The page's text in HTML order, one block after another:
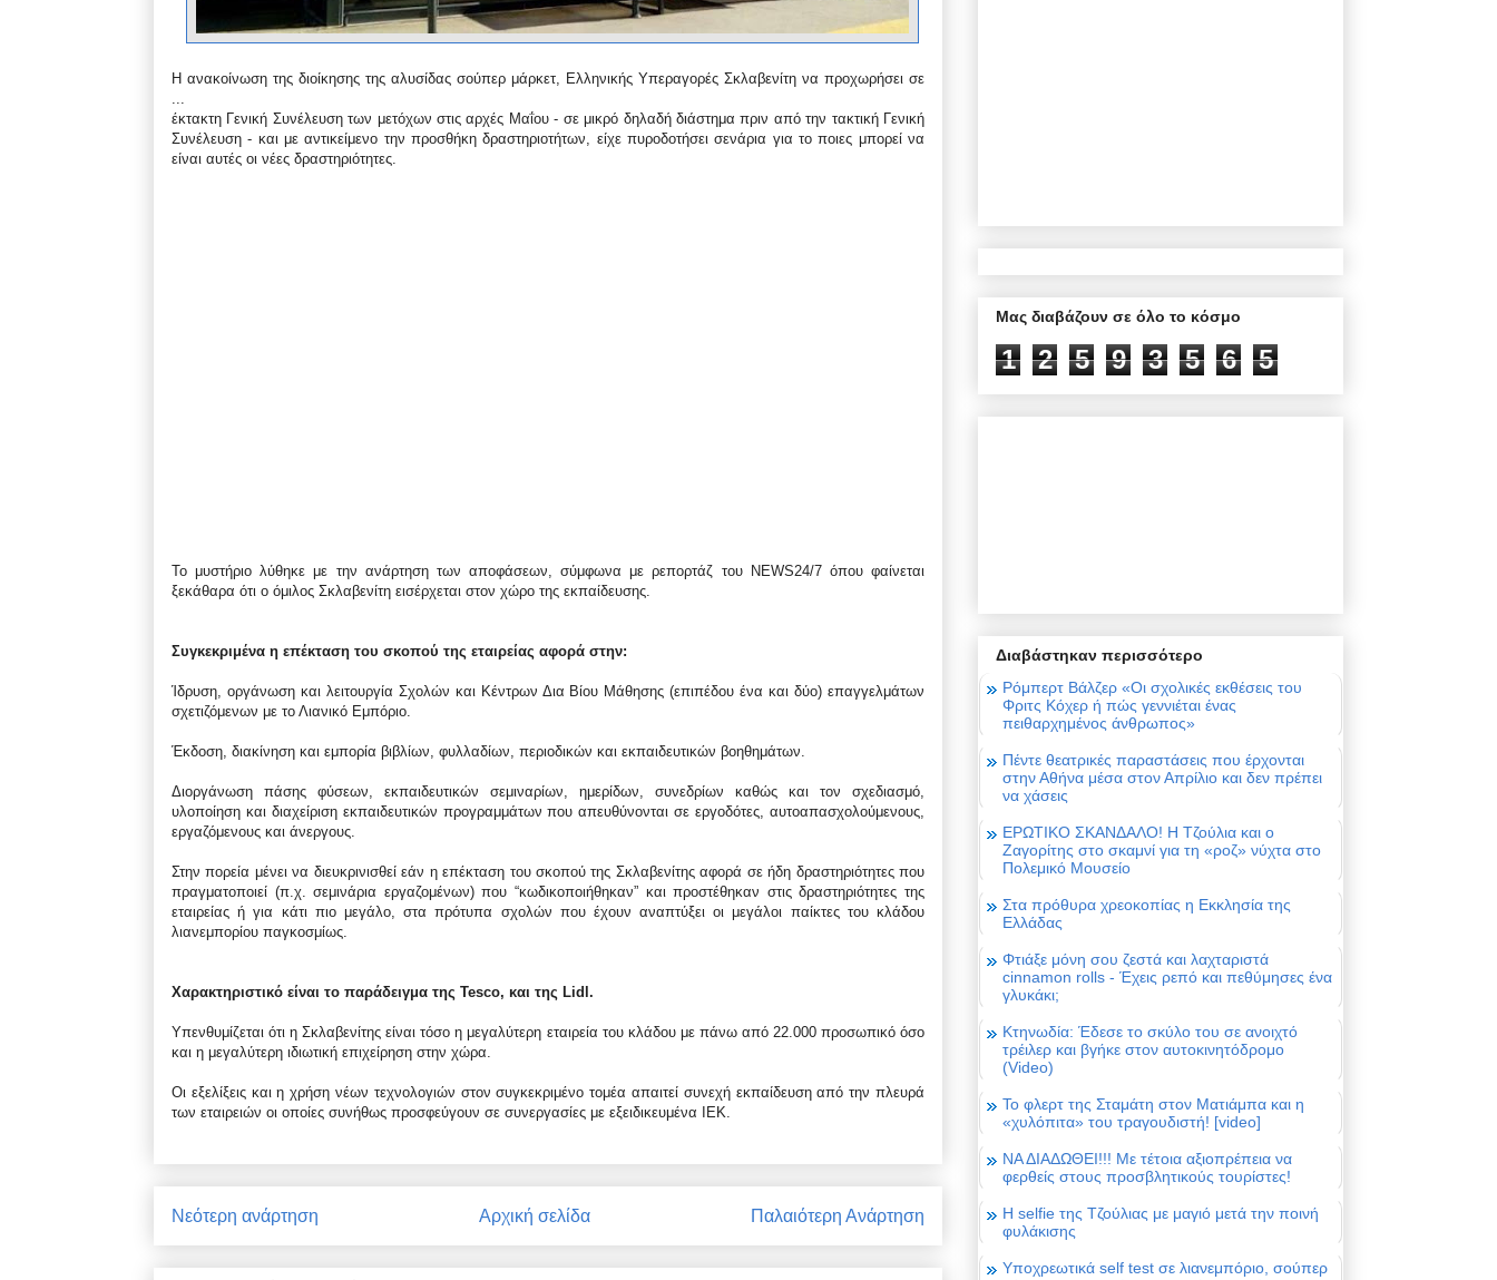
Η ανακοίνωση της διοίκησης της αλυσίδας σούπερ μάρκετ, Ελληνικής Υπεραγορές Σκλαβενίτη να προχωρήσει σε
έκτακτη Γενική Συνέλευση των μετόχων στις αρχές Μαΐου - σε μικρό δηλαδή διάστημα πριν από την τακτική Γενική
Συνέλευση - και με αντικείμενο την προσθήκη δραστηριοτήτων, είχε πυρoδοτήσει σενάρια για το ποιες μπορεί να
είναι αυτές οι νέες δραστηριότητες.
Το μυστήριο λύθηκε με την ανάρτηση των αποφάσεων, σύμφωνα με ρεπορτάζ του NEWS24/7 όπου φαίνεται
ξεκάθαρα ότι ο όμιλος Σκλαβενίτη εισέρχεται στον χώρο της εκπαίδευσης.
Συγκεκριμένα η επέκταση του σκοπού της εταιρείας αφορά στην:
Ίδρυση, οργάνωση και λειτουργία Σχολών και Κέντρων Δια Βίου Μάθησης (επιπέδου ένα και δύο) επαγγελμάτων
σχετιζόμενων με το Λιανικό Εμπόριο.
Έκδοση, διακίνηση και εμπορία βιβλίων, φυλλαδίων, περιοδικών και εκπαιδευτικών βοηθημάτων.
Διοργάνωση πάσης φύσεων, εκπαιδευτικών σεμιναρίων, ημερίδων, συνεδρίων καθώς και τον σχεδιασμό,
υλοποίηση και διαχείριση εκπαιδευτικών προγραμμάτων που απευθύνονται σε εργοδότες, αυτοαπασχολούμενους,
εργαζόμενους και άνεργους.
Στην πορεία μένει να διευκρινισθεί εάν η επέκταση του σκοπού της Σκλαβενίτης αφορά σε ήδη δραστηριότητες που
πραγματοποιεί (π.χ. σεμινάρια εργαζομένων) που “κωδικοποιήθηκαν” και προστέθηκαν στις δραστηριότητες της
εταιρείας ή για κάτι πιο μεγάλο, στα πρότυπα σχολών που έχουν αναπτύξει οι μεγάλοι παίκτες του κλάδου
λιανεμπορίου παγκοσμίως.
Χαρακτηριστικό είναι το παράδειγμα της Tesco, και της Lidl.
Υπενθυμίζεται ότι η Σκλαβενίτης είναι τόσο η μεγαλύτερη εταιρεία του κλάδου με πάνω από 22.000 προσωπικό όσο
και η μεγαλύτερη ιδιωτική επιχείρηση στην χώρα.
Οι εξελίξεις και η χρήση νέων τεχνολογιών στον συγκεκριμένο τομέα απαιτεί συνεχή εκπαίδευση από την πλευρά
των εταιρειών οι οποίες συνήθως προσφεύγουν σε συνεργασίες με εξειδικευμένα ΙΕΚ.
Νεότερη ανάρτηση Παλαιότερη Ανάρτηση
Αρχική σελίδα
Μας διαβάζουν σε όλο το κόσμο
1 2 5 9 3 5 6 5
Διαβάστηκαν περισσότερο
Ρόμπερτ Βάλζερ «Οι σχολικές εκθέσεις του
Φριτς Κόχερ ή πώς γεννιέται ένας
πειθαρχημένος άνθρωπος»
Πέντε θεατρικές παραστάσεις που έρχονται
στην Αθήνα μέσα στον Απρίλιο και δεν πρέπει
να χάσεις
ΕΡΩΤΙΚΟ ΣΚΑΝΔΑΛΟ! Η Τζούλια και ο
Ζαγορίτης στο σκαμνί για τη «ροζ» νύχτα στο
Πολεμικό Μουσείο
Στα πρόθυρα χρεοκοπίας η Εκκλησία της
Ελλάδας
Φτιάξε μόνη σου ζεστά και λαχταριστά
cinnamon rolls - Έχεις ρεπό και πεθύμησες ένα
γλυκάκι;
Κτηνωδία: Έδεσε το σκύλο του σε ανοιχτό
τρέιλερ και βγήκε στον αυτοκινητόδρομο
(Video)
Το φλερτ της Σταμάτη στον Ματιάμπα και η
«χυλόπιτα» του τραγουδιστή! [video]
ΝΑ ΔΙΑΔΩΘΕΙ!!! Με τέτοια αξιοπρέπεια να
φερθείς στους προσβλητικούς τουρίστες!
Η selfie της Τζούλιας με μαγιό μετά την ποινή
φυλάκισης
Υποχρεωτικά self test σε λιανεμπόριο, σούπερ